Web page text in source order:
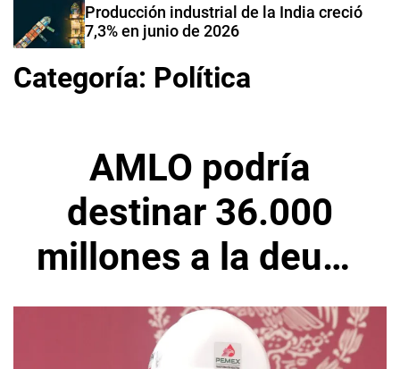
c
a
Producción industrial de la India creció
7,3% en junio de 2026
Categoría: Política
AMLO podría
destinar 36.000
millones a la deuda
de Pemex hasta
2024